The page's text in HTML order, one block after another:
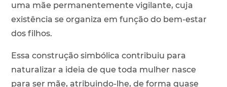
uma mãe permanentemente vigilante, cuja
existência se organiza em função do bem-estar
dos filhos.
Essa construção simbólica contribuiu para
naturalizar a ideia de que toda mulher nasce
para ser mãe, atribuindo-lhe, de forma quase